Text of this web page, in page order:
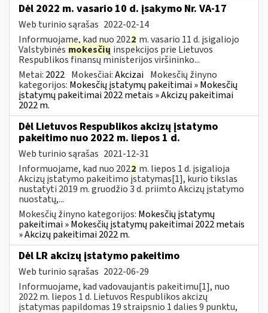
Dėl 2022 m. vasario 10 d. įsakymo Nr. VA-17
Web turinio sąrašas 2022-02-14
Informuojame, kad nuo 2022 m. vasario 11 d. įsigaliojo
Valstybinės mokesčių inspekcijos prie Lietuvos
Respublikos finansų ministerijos viršininko...
Metai: 2022 Mokesčiai:Akcizai Mokesčių žinyno
kategorijos: Mokesčių įstatymų pakeitimai » Mokesčių
įstatymų pakeitimai 2022 metais » Akcizų pakeitimai
2022 m.
Dėl Lietuvos Respublikos akcizų įstatymo
pakeitimo nuo 2022 m. liepos 1 d.
Web turinio sąrašas 2021-12-31
Informuojame, kad nuo 2022 m. liepos 1 d. įsigalioja
Akcizų įstatymo pakeitimo įstatymas[1], kurio tikslas
nustatyti 2019 m. gruodžio 3 d. priimto Akcizų įstatymo
nuostatų,...
Mokesčių žinyno kategorijos: Mokesčių įstatymų
pakeitimai » Mokesčių įstatymų pakeitimai 2022 metais
» Akcizų pakeitimai 2022 m.
Dėl LR akcizų įstatymo pakeitimo
Web turinio sąrašas 2022-06-29
Informuojame, kad vadovaujantis pakeitimu[1], nuo
2022 m. liepos 1 d. Lietuvos Respublikos akcizų
įstatymas papildomas 19 straipsnio 1 dalies 9 punktu,